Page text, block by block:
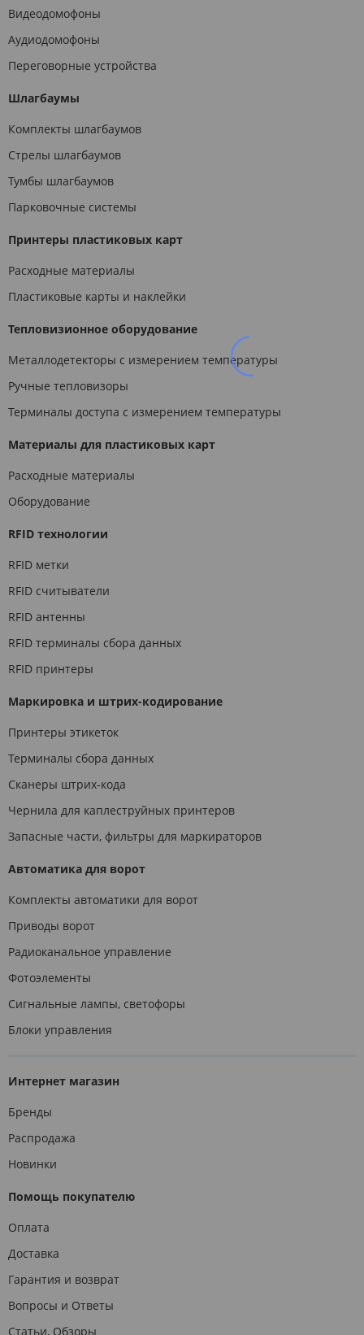
Видеодомофоны
Аудиодомофоны
Переговорные устройства
Шлагбаумы
Комплекты шлагбаумов
Стрелы шлагбаумов
Тумбы шлагбаумов
Парковочные системы
Принтеры пластиковых карт
Расходные материалы
Пластиковые карты и наклейки
Тепловизионное оборудование
Металлодетекторы с измерением температуры
Ручные тепловизоры
Терминалы доступа с измерением температуры
Материалы для пластиковых карт
Расходные материалы
Оборудование
RFID технологии
RFID метки
RFID считыватели
RFID антенны
RFID терминалы сбора данных
RFID принтеры
Маркировка и штрих-кодирование
Принтеры этикеток
Терминалы сбора данных
Сканеры штрих-кода
Чернила для каплеструйных принтеров
Запасные части, фильтры для маркираторов
Автоматика для ворот
Комплекты автоматики для ворот
Приводы ворот
Радиоканальное управление
Фотоэлементы
Сигнальные лампы, светофоры
Блоки управления
Интернет магазин
Бренды
Распродажа
Новинки
Помощь покупателю
Оплата
Доставка
Гарантия и возврат
Вопросы и Ответы
Статьи, Обзоры